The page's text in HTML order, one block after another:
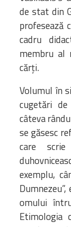
de stat din
profesează
cadru
membru al
cărți.
Volumul în
cugetări
câteva
se găsesc
care
exemplu,
omului
Etimologia